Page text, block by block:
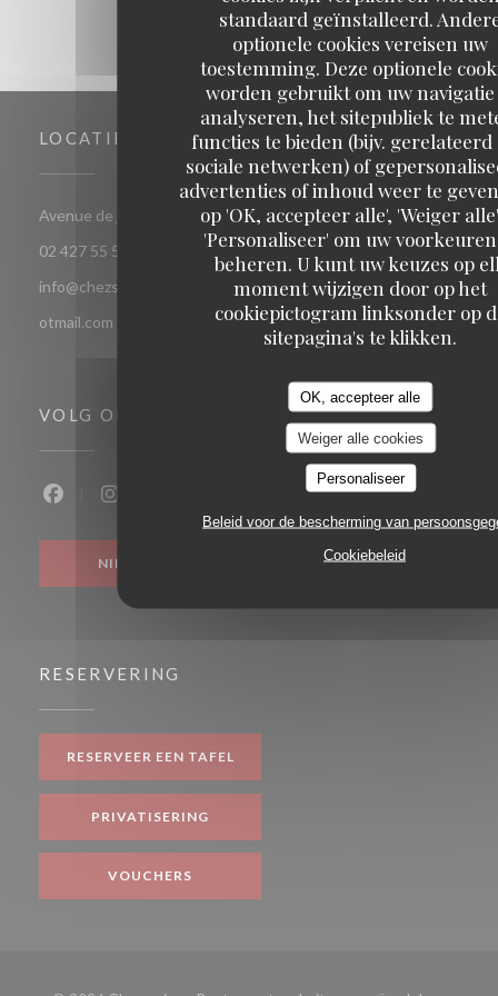
standaard geïnstalleerd.
optionele cookies vereisen uw
toestemming. Deze optionele
worden gebruikt om uw
analyseren, het sitepubliek te
functies te bieden (bijv. gerelateerd
sociale netwerken) of
advertenties of inhoud weer te
op 'OK, accepteer alle', 'Weiger
'Personaliseer' om uw
beheren. U kunt uw keuzes op
moment wijzigen door op het
cookiepictogram linksonder op
sitepagina's te klikken.
OK, accepteer alle
Weiger alle cookies
Personaliseer
Beleid voor de bescherming van
Cookiebeleid
LOCATIE
Avenue de jette 85 1090 Jette Bruxelles((opent in een nieuw
02 427 55 52
info@chezsoje.be,dubmichel@hotmail.com,freddubois66@h
otmail.com
VOLG ONS
Facebook ((opent in een nieuw venster))
Instagram ((opent in een nieuw venster))
NIEUWSBRIEF
RESERVERING
RESERVEER EEN TAFEL
PRIVATISERING
VOUCHERS